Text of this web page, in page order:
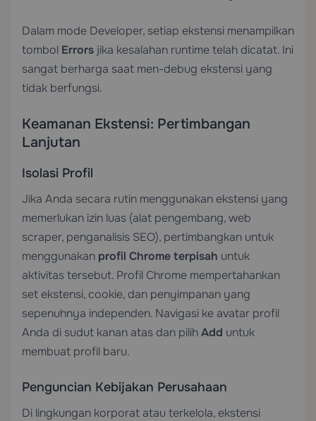
Dalam mode Developer, setiap ekstensi menampilkan
tombol Errors jika kesalahan runtime telah dicatat. Ini
sangat berharga saat men-debug ekstensi yang
tidak berfungsi.
Keamanan Ekstensi: Pertimbangan
Lanjutan
Isolasi Profil
Jika Anda secara rutin menggunakan ekstensi yang
memerlukan izin luas (alat pengembang, web
scraper, penganalisis SEO), pertimbangkan untuk
menggunakan profil Chrome terpisah untuk
aktivitas tersebut. Profil Chrome mempertahankan
set ekstensi, cookie, dan penyimpanan yang
sepenuhnya independen. Navigasi ke avatar profil
Anda di sudut kanan atas dan pilihAdd untuk
membuat profil baru.
Penguncian Kebijakan Perusahaan
Di lingkungan korporat atau terkelola, ekstensi